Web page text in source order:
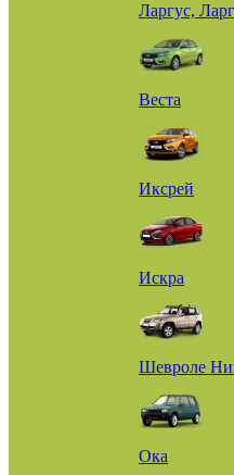
Ларгус,
Веста
Иксрей
Искра
Шевроле
Ока